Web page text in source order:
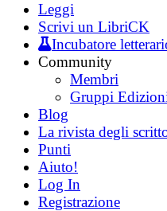
Leggi
Scrivi un LibriCK
Incubatore
Community
Membri
Gruppi
Blog
La rivista degli
Punti
Aiuto!
Log In
Registrazione